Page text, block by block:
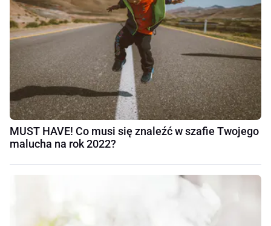
MUST HAVE! Co musi się znaleźć w szafie Twojego
malucha na rok 2022?